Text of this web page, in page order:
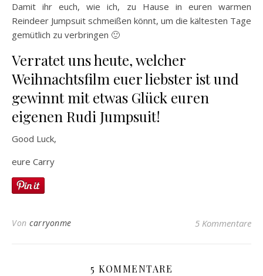
Damit ihr euch, wie ich, zu Hause in euren warmen
Reindeer Jumpsuit schmeißen könnt, um die kältesten Tage
gemütlich zu verbringen 🙂
Verratet uns heute, welcher
Weihnachtsfilm euer liebster ist und
gewinnt mit etwas Glück euren
eigenen Rudi Jumpsuit!
Good Luck,
eure Carry
Von carryonme 5 Kommentare
5 KOMMENTARE